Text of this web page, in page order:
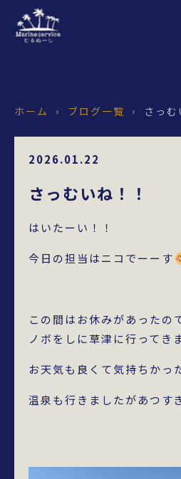
ホーム › ブログ一覧 › さっむ
2026.01.22
さっむいね！！
はいたーい！！
今日の担当はニコでーーす
この間はお休みがあったの
ノボをしに草津に行ってき
お天気も良くて気持ちかっ
温泉も行きましたがあつす